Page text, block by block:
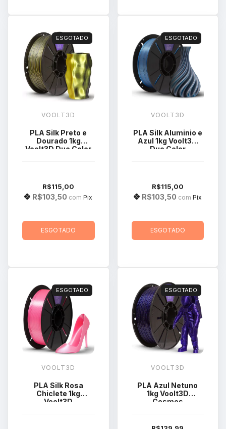
ESGOTADO
VOOLT3D
PLA Silk Preto e
Dourado 1kg
Voolt3D Duo Color
R$115,00
R$103,50 com Pix
ESGOTADO
ESGOTADO
VOOLT3D
PLA Silk Aluminio e
Azul 1kg Voolt3D
Duo Color
R$115,00
R$103,50 com Pix
ESGOTADO
ESGOTADO
VOOLT3D
PLA Silk Rosa
Chiclete 1kg
Voolt3D
ESGOTADO
VOOLT3D
PLA Azul Netuno
1kg Voolt3D
Cosmos